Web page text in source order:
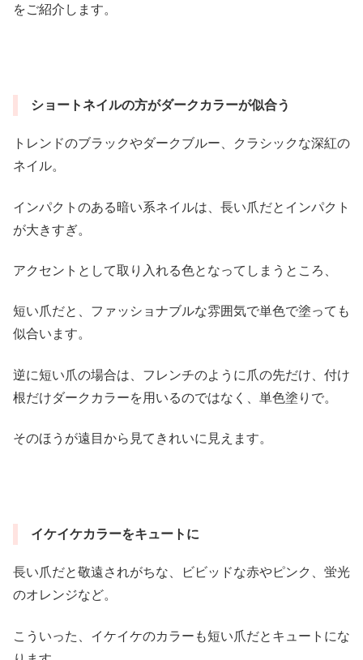
をご紹介します。
ショートネイルの方がダークカラーが似合う
トレンドのブラックやダークブルー、クラシックな深紅の
ネイル。
インパクトのある暗い系ネイルは、長い爪だとインパクト
が大きすぎ。
アクセントとして取り入れる色となってしまうところ、
短い爪だと、ファッショナブルな雰囲気で単色で塗っても
似合います。
逆に短い爪の場合は、フレンチのように爪の先だけ、付け
根だけダークカラーを用いるのではなく、単色塗りで。
そのほうが遠目から見てきれいに見えます。
イケイケカラーをキュートに
長い爪だと敬遠されがちな、ビビッドな赤やピンク、蛍光
のオレンジなど。
こういった、イケイケのカラーも短い爪だとキュートにな